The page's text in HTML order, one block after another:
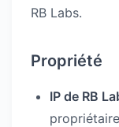
RB Labs.
Propriété
IP de RB